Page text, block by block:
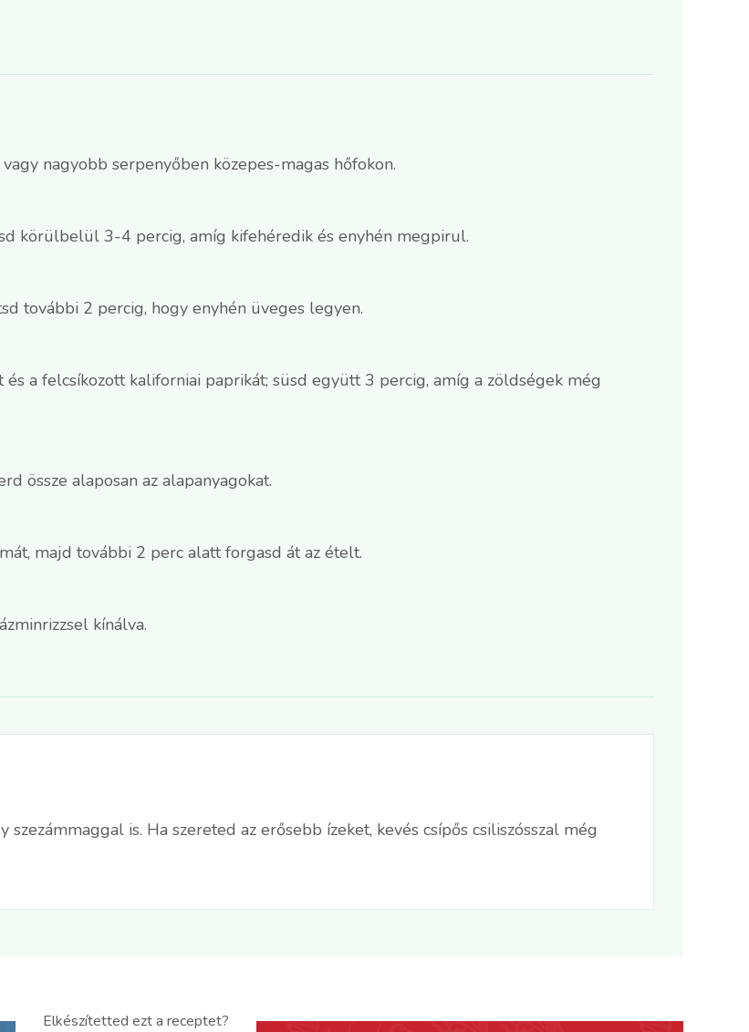
nagyobb serpenyőben közepes-magas hőfokon.
körülbelül 3-4 percig, amíg kifehéredik és enyhén megpirul.
további 2 percig, hogy enyhén üveges legyen.
a felcsíkozott kaliforniai paprikát; süsd együtt 3 percig, amíg a zöldségek még
össze alaposan az alapanyagokat.
majd további 2 perc alatt forgasd át az ételt.
kínálva.
is. Ha szereted az erősebb ízeket, kevés csípős csiliszósszal még
Elkészítetted ezt a receptet?